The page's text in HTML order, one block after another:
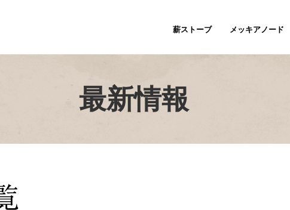
メッキアノード
薪ストーブ
最新情報